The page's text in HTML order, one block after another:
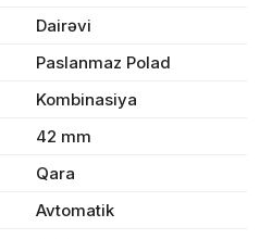
Dairəvi
Paslanmaz Polad
Kombinasiya
42 mm
Qara
Avtomatik